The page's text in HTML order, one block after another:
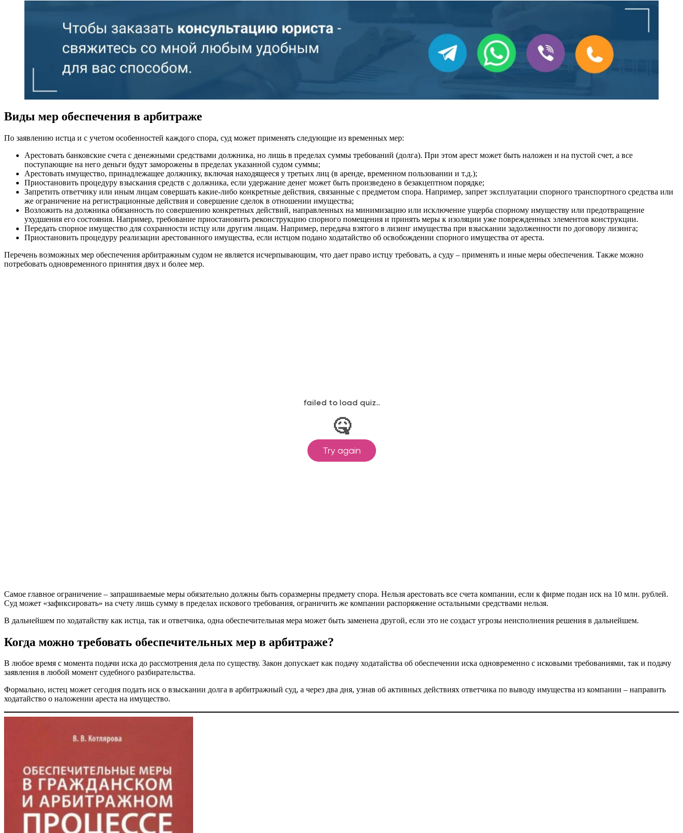
Виды мер обеспечения в арбитраже
По заявлению истца и с учетом особенностей каждого спора, суд может применять следующие из временных мер:
Арестовать банковские счета с денежными средствами должника, но лишь в пределах суммы требований (долга). При этом арест может быть наложен и на пустой счет, а все
поступающие на него деньги будут заморожены в пределах указанной судом суммы;
Арестовать имущество, принадлежащее должнику, включая находящееся у третьих лиц (в аренде, временном пользовании и т.д.);
Приостановить процедуру взыскания средств с должника, если удержание денег может быть произведено в безакцептном порядке;
Запретить ответчику или иным лицам совершать какие-либо конкретные действия, связанные с предметом спора. Например, запрет эксплуатации спорного транспортного средства или
же ограничение на регистрационные действия и совершение сделок в отношении имущества;
Возложить на должника обязанность по совершению конкретных действий, направленных на минимизацию или исключение ущерба спорному имуществу или предотвращение
ухудшения его состояния. Например, требование приостановить реконструкцию спорного помещения и принять меры к изоляции уже поврежденных элементов конструкции.
Передать спорное имущество для сохранности истцу или другим лицам. Например, передача взятого в лизинг имущества при взыскании задолженности по договору лизинга;
Приостановить процедуру реализации арестованного имущества, если истцом подано ходатайство об освобождении спорного имущества от ареста.
Перечень возможных мер обеспечения арбитражным судом не является исчерпывающим, что дает право истцу требовать, а суду – применять и иные меры обеспечения. Также можно
потребовать одновременного принятия двух и более мер.
Самое главное ограничение – запрашиваемые меры обязательно должны быть соразмерны предмету спора. Нельзя арестовать все счета компании, если к фирме подан иск на 10 млн. рублей.
Суд может «зафиксировать» на счету лишь сумму в пределах искового требования, ограничить же компании распоряжение остальными средствами нельзя.
В дальнейшем по ходатайству как истца, так и ответчика, одна обеспечительная мера может быть заменена другой, если это не создаст угрозы неисполнения решения в дальнейшем.
Когда можно требовать обеспечительных мер в арбитраже?
В любое время с момента подачи иска до рассмотрения дела по существу. Закон допускает как подачу ходатайства об обеспечении иска одновременно с исковыми требованиями, так и подачу
заявления в любой момент судебного разбирательства.
Формально, истец может сегодня подать иск о взыскании долга в арбитражный суд, а через два дня, узнав об активных действиях ответчика по выводу имущества из компании – направить
ходатайство о наложении ареста на имущество.